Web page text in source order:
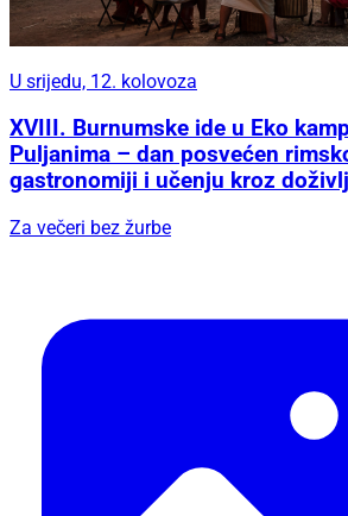
U srijedu, 12. kolovoza
XVIII. Burnumske ide u Eko
Puljanima – dan posvećen
gastronomiji i učenju kroz
Za večeri bez žurbe